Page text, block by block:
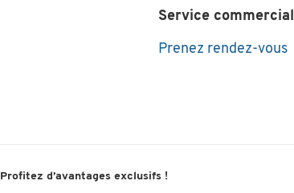
Service commercial
Prenez rendez-vous
Profitez d’avantages exclusifs !